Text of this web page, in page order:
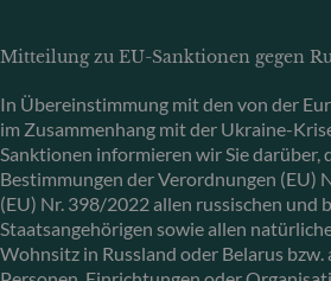
Mitteilung zu EU-Sanktionen gegen
In Übereinstimmung mit den von der
im Zusammenhang mit der Ukraine-
Sanktionen informieren wir Sie darüber,
Bestimmungen der Verordnungen (EU)
(EU) Nr. 398/2022 allen russischen und
Staatsangehörigen sowie allen
Wohnsitz in Russland oder Belarus